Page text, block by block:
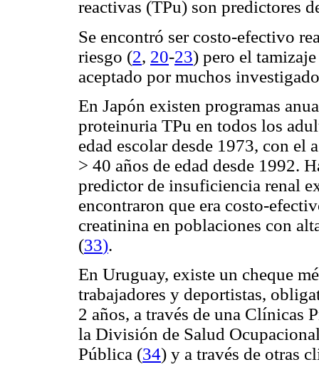
reactivas (TPu) son predictores
Se encontró ser costo-efectivo
riesgo (2, 20-23) pero el
aceptado por muchos
En Japón existen programas
proteinuria TPu en todos los
edad escolar desde 1973, con el
> 40 años de edad desde 1992.
predictor de insuficiencia renal
encontraron que era costo-
creatinina en poblaciones con
(33).
En Uruguay, existe un cheque
trabajadores y deportistas,
2 años, a través de una
la División de Salud
Pública (34) y a través de otras